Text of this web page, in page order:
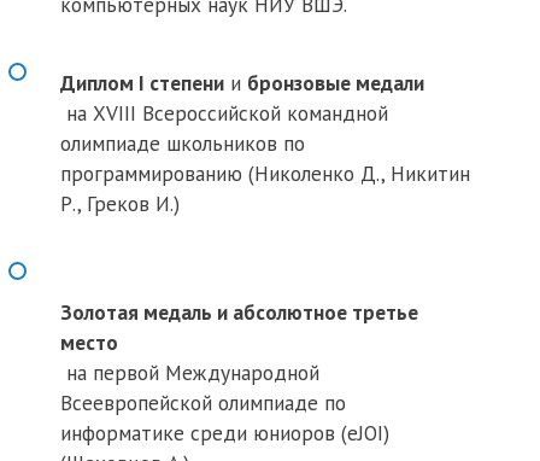
Диплом I степени и бронзовые медали
на XVIII Всероссийской командной
олимпиаде школьников по
программированию (Николенко Д., Никитин
Р., Греков И.)
Золотая медаль и абсолютное третье
место
на первой Международной
Всеевропейской олимпиаде по
информатике среди юниоров (eJOI)